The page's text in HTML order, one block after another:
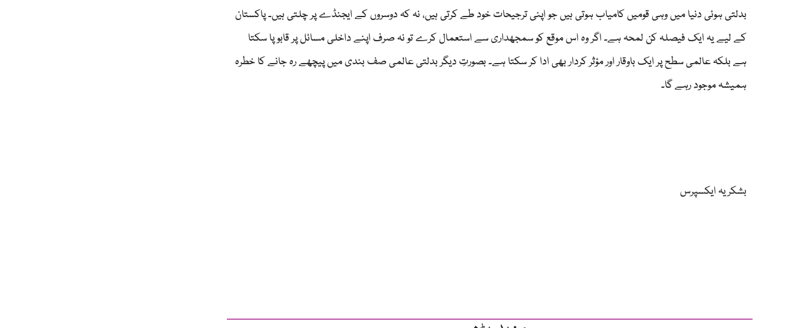
بدلتی ہوئی دنیا میں وہی قومیں کامیاب ہوتی ہیں جو اپنی ترجیحات خود طے کرتی ہیں، نہ کہ دوسروں کے ایجنڈے پر چلتی ہیں۔ پاکستان
کے لیے یہ ایک فیصلہ کن لمحہ ہے۔ اگر وہ اس موقع کو سمجھداری سے استعمال کرے تو نہ صرف اپنے داخلی مسائل پر قابو پا سکتا
ہے بلکہ عالمی سطح پر ایک باوقار اور مؤثر کردار بھی ادا کر سکتا ہے۔ بصورتِ دیگر بدلتی عالمی صف بندی میں پیچھے رہ جانے کا خطرہ
ہمیشہ موجود رہے گا۔
بشکریہ ایکسپرس